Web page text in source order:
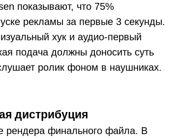
показывают, что 75%
рекламы за первые 3 секунды.
хук и аудио-первый
подача должны доносить суть
ролик фоном в наушниках.
дистрибуция
рендера финального файла. В